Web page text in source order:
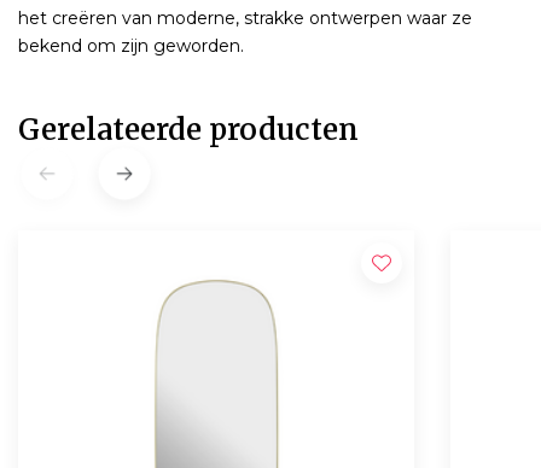
het creëren van moderne, strakke ontwerpen waar ze
bekend om zijn geworden.
Gerelateerde producten